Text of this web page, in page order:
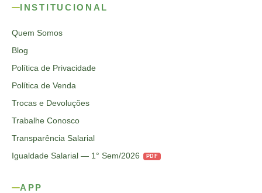
INSTITUCIONAL
Quem Somos
Blog
Política de Privacidade
Política de Venda
Trocas e Devoluções
Trabalhe Conosco
Transparência Salarial
Igualdade Salarial — 1° Sem/2026
PDF
APP